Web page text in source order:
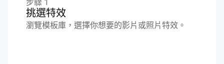
步驟 1
挑選特效
瀏覽模板庫，選擇你想要的影片或照片特效。